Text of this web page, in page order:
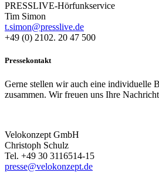
PRESSLIVE-Hörfunkservice
Tim Simon
t.simon@presslive.de
+49 (0) 2102. 20 47 500
Pressekontakt
Gerne stellen wir auch eine individuelle
zusammen. Wir freuen uns Ihre
Velokonzept GmbH
Christoph Schulz
Tel. +49 30 3116514-15
presse@velokonzept.de